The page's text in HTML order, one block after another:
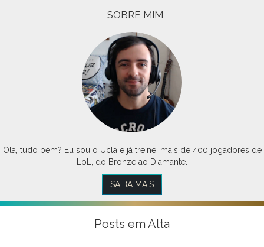
SOBRE MIM
Olá, tudo bem? Eu sou o Ucla e já treinei mais de 400 jogadores de
LoL, do Bronze ao Diamante.
SAIBA MAIS
Posts em Alta